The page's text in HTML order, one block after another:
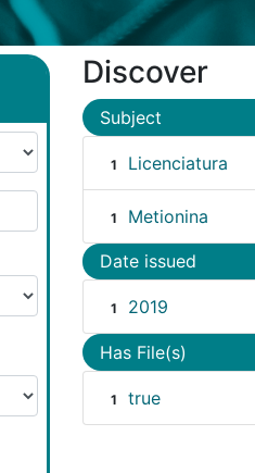
Discover
Subject
1 Licenciatura
1 Metionina
Date issued
1 2019
Has File(s)
1 true